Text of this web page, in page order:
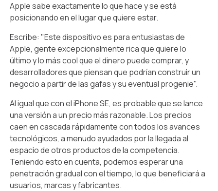
Apple sabe exactamente lo que hace y se está
posicionando en el lugar que quiere estar.
Escribe: "Este dispositivo es para entusiastas de
Apple, gente excepcionalmente rica que quiere lo
último y lo más cool que el dinero puede comprar, y
desarrolladores que piensan que podrían construir un
negocio a partir de las gafas y su eventual progenie".
Al igual que con el iPhone SE, es probable que se lance
una versión a un precio más razonable. Los precios
caen en cascada rápidamente con todos los avances
tecnológicos, a menudo ayudados por la llegada al
espacio de otros productos de la competencia.
Teniendo esto en cuenta, podemos esperar una
penetración gradual con el tiempo, lo que beneficiará a
usuarios, marcas y fabricantes.